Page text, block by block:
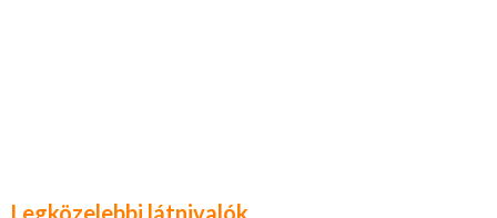
Legközelebbi látnivalók